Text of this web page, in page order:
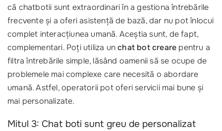
că chatbotii sunt extraordinari în a gestiona întrebările
frecvente și a oferi asistență de bază, dar nu pot înlocui
complet interacțiunea umană. Aceștia sunt, de fapt,
complementari. Poți utiliza unchat bot creare pentru a
filtra întrebările simple, lăsând oamenii să se ocupe de
problemele mai complexe care necesită o abordare
umană. Astfel, operatorii pot oferi servicii mai bune și
mai personalizate.
Mitul 3: Chat boti sunt greu de personalizat